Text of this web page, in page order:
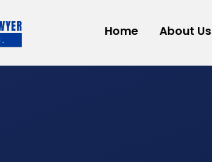
Home About Us